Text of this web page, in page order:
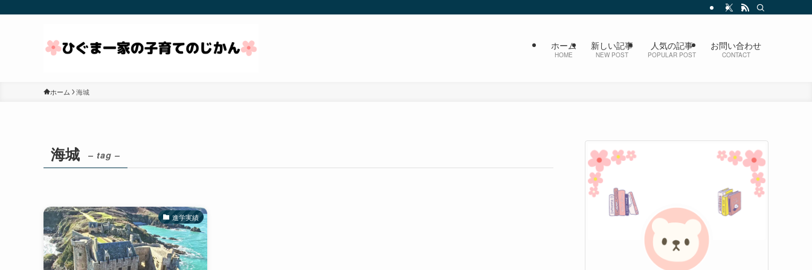
ホーム
HOME
新しい記事
NEW POST
人気の記事
POPULAR POST
お問い合わせ
CONTACT
ホーム 海城
海城 – tag –
進学実績